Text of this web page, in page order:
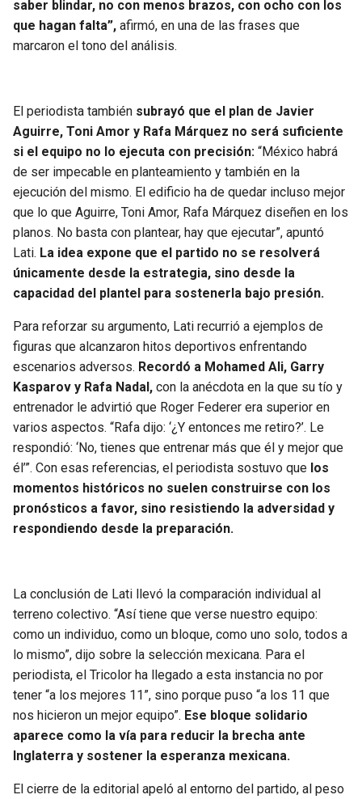
saber blindar, no con menos brazos, con ocho con los
que hagan falta”, afirmó, en una de las frases que
marcaron el tono del análisis.
El periodista también subrayó que el plan de Javier
Aguirre, Toni Amor y Rafa Márquez no será suficiente
si el equipo no lo ejecuta con precisión: “México habrá
de ser impecable en planteamiento y también en la
ejecución del mismo. El edificio ha de quedar incluso mejor
que lo que Aguirre, Toni Amor, Rafa Márquez diseñen en los
planos. No basta con plantear, hay que ejecutar”, apuntó
Lati. La idea expone que el partido no se resolverá
únicamente desde la estrategia, sino desde la
capacidad del plantel para sostenerla bajo presión.
Para reforzar su argumento, Lati recurrió a ejemplos de
figuras que alcanzaron hitos deportivos enfrentando
escenarios adversos. Recordó a Mohamed Ali, Garry
Kasparov y Rafa Nadal, con la anécdota en la que su tío y
entrenador le advirtió que Roger Federer era superior en
varios aspectos. “Rafa dijo: ‘¿Y entonces me retiro?’. Le
respondió: ‘No, tienes que entrenar más que él y mejor que
él’”. Con esas referencias, el periodista sostuvo que los
momentos históricos no suelen construirse con los
pronósticos a favor, sino resistiendo la adversidad y
respondiendo desde la preparación.
La conclusión de Lati llevó la comparación individual al
terreno colectivo. “Así tiene que verse nuestro equipo:
como un individuo, como un bloque, como uno solo, todos a
lo mismo”, dijo sobre la selección mexicana. Para el
periodista, el Tricolor ha llegado a esta instancia no por
tener “a los mejores 11”, sino porque puso “a los 11 que
nos hicieron un mejor equipo”. Ese bloque solidario
aparece como la vía para reducir la brecha ante
Inglaterra y sostener la esperanza mexicana.
El cierre de la editorial apeló al entorno del partido, al peso